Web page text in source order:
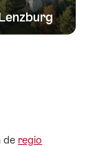
de regio